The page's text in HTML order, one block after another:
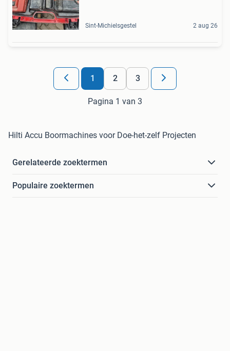
Sint-Michielsgestel 2 aug 26
1 2 3
Pagina 1 van 3
Hilti Accu Boormachines voor Doe-het-zelf Projecten
Gerelateerde zoektermen
Populaire zoektermen